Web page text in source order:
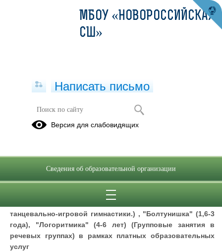
Платные образовательные услуги
В 2025 - 2026 учебном году в МБОУ "Новороссийская
СШ" осуществляется обучениепо дополнительным
образовательным (общеразвивающим) программам:
"Гармония " (Кружок для младших школьников.
танцевально-игровой гимнастики.) , "Болтунишка" (1,6-3
года), "Логоритмика" (4-6 лет) (Групповые занятия в
речевых группах) в рамках платных образовательных
услуг
МБОУ «НОВОРОССИЙСКАЯ
СШ»
Написать письмо
Версия для слабовидящих
Сведения об образовательной организации